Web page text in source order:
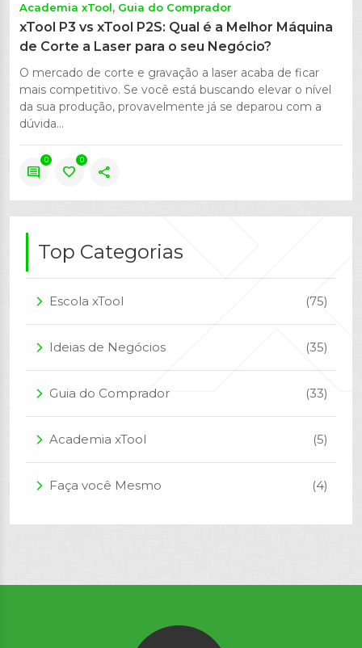
Academia xTool Guia do Comprador
xTool P3 vs xTool P2S: Qual é a Melhor Máquina
de Corte a Laser para o seu Negócio?
O mercado de corte e gravação a laser acaba de ficar
mais competitivo. Se você está buscando elevar o nível
da sua produção, provavelmente já se deparou com a
dúvida...
comment
0
favorite
0
share
Top Categorias
arrow_forward_ios Escola xTool (75)
arrow_forward_ios Ideias de Negócios (35)
arrow_forward_ios Guia do Comprador (33)
arrow_forward_ios Academia xTool (5)
arrow_forward_ios Faça você Mesmo (4)